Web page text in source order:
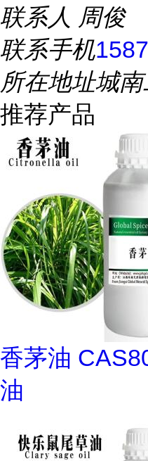
联系人 周俊
联系手机
所在地址城
推荐产品
香茅油
油